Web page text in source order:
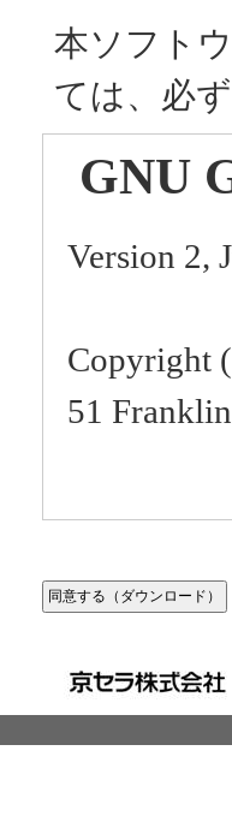
本ソフト
ては、必
GNU
Version 2,
Copyright
51
of this
Preamble
The